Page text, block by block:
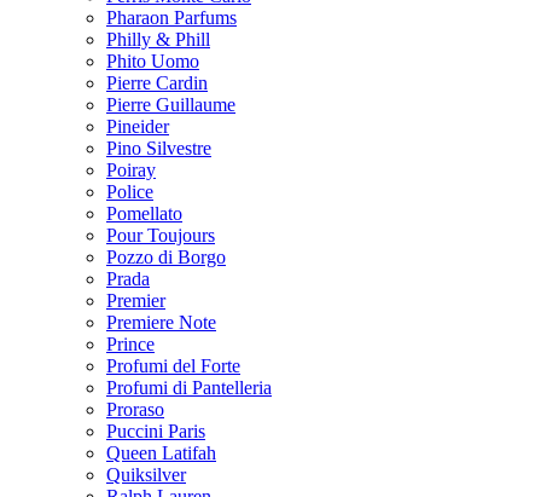
Pharaon Parfums
Philly & Phill
Phito Uomo
Pierre Cardin
Pierre Guillaume
Pineider
Pino Silvestre
Poiray
Police
Pomellato
Pour Toujours
Pozzo di Borgo
Prada
Premier
Premiere Note
Prince
Profumi del Forte
Profumi di Pantelleria
Proraso
Puccini Paris
Queen Latifah
Quiksilver